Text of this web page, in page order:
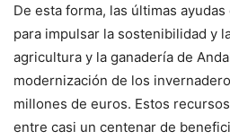
De esta forma, las últimas
para impulsar la sostenibilidad y
agricultura y la ganadería de
modernización de los
millones de euros. Estos
entre casi un centenar de